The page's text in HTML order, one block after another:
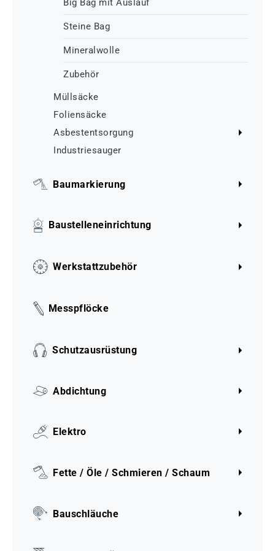
Big Bag mit Auslauf
Steine Bag
Mineralwolle
Zubehör
Müllsäcke
Foliensäcke
Asbestentsorgung
Industriesauger
Baumarkierung
Baustelleneinrichtung
Werkstattzubehör
Messpflöcke
Schutzausrüstung
Abdichtung
Elektro
Fette / Öle / Schmieren / Schaum
Bauschläuche